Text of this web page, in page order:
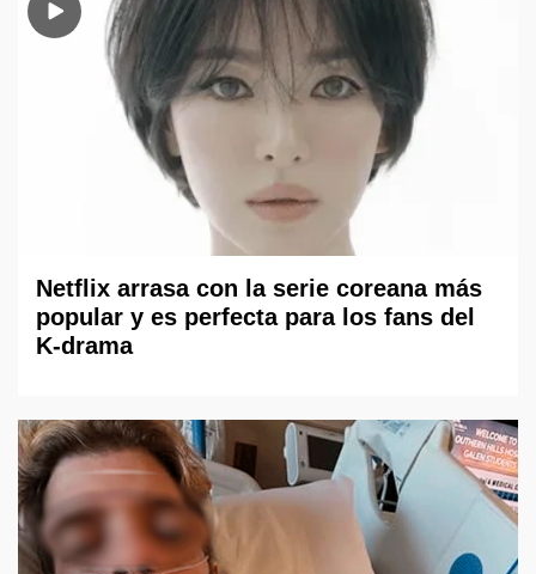
Netflix arrasa con la serie coreana más
popular y es perfecta para los fans del
K-drama